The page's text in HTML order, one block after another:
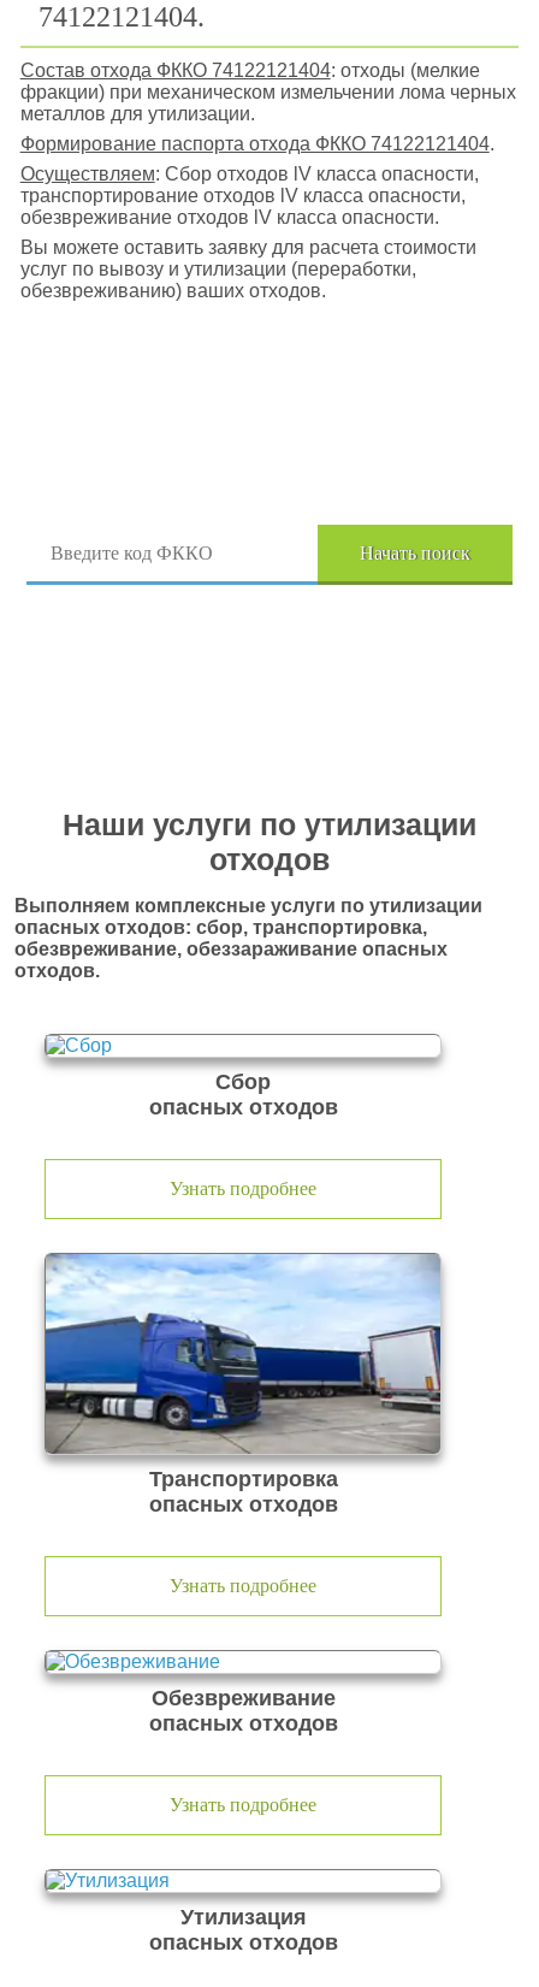
74122121404.
Состав отхода ФККО 74122121404: отходы (мелкие
фракции) при механическом измельчении лома черных
металлов для утилизации.
Формирование паспорта отхода ФККО 74122121404.
Осуществляем: Сбор отходов lV класса опасности,
транспортирование отходов lV класса опасности,
обезвреживание отходов lV класса опасности.
Вы можете оставить заявку для расчета стоимости
услуг по вывозу и утилизации (переработки,
обезвреживанию) ваших отходов.
Начать поиск
Наши услуги по утилизации
отходов
Выполняем комплексные услуги по утилизации
опасных отходов: сбор, транспортировка,
обезвреживание, обеззараживание опасных
отходов.
Сбор
опасных отходов
Узнать подробнее
Транспортировка
опасных отходов
Узнать подробнее
Обезвреживание
опасных отходов
Узнать подробнее
Утилизация
опасных отходов